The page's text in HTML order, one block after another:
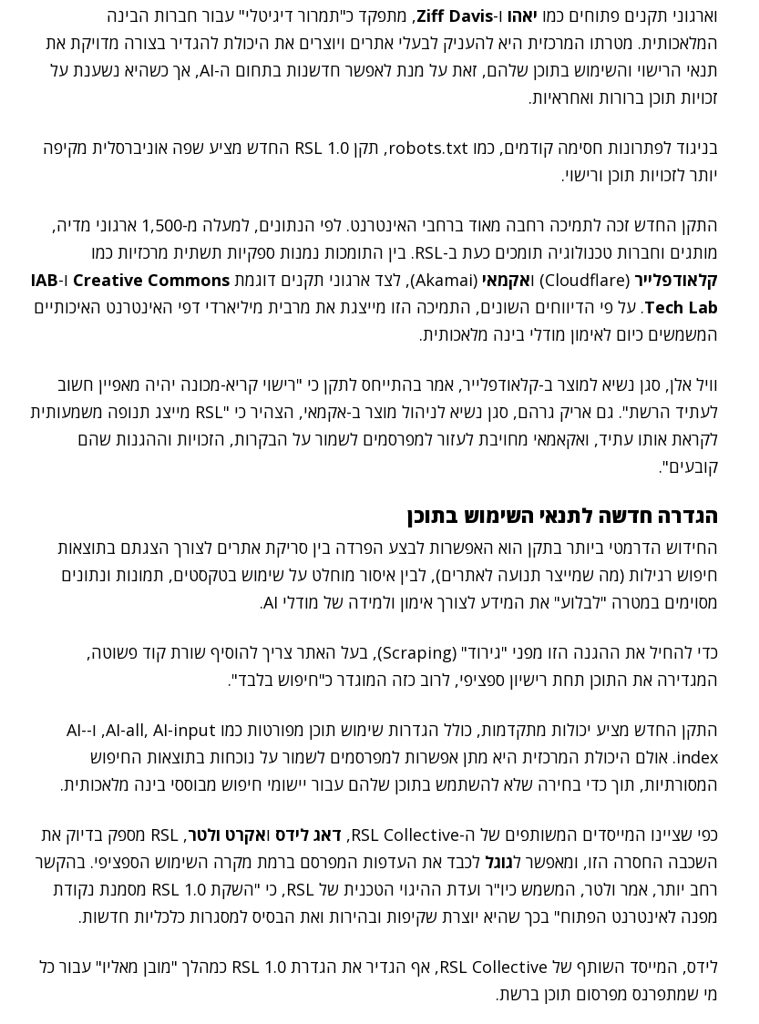
וארגוני תקנים פתוחים כמו יאהו ו-Ziff Davis, מתפקד כ"תמרור דיגיטלי" עבור חברות הבינה
המלאכותית. מטרתו המרכזית היא להעניק לבעלי אתרים ויוצרים את היכולת להגדיר בצורה מדויקת את
תנאי הרישוי והשימוש בתוכן שלהם, זאת על מנת לאפשר חדשנות בתחום ה-AI, אך כשהיא נשענת על
זכויות תוכן ברורות ואחראיות.
בניגוד לפתרונות חסימה קודמים, כמו robots.txt, תקן RSL 1.0 החדש מציע שפה אוניברסלית מקיפה
יותר לזכויות תוכן ורישוי.
התקן החדש זכה לתמיכה רחבה מאוד ברחבי האינטרנט. לפי הנתונים, למעלה מ-1,500 ארגוני מדיה,
מותגים וחברות טכנולוגיה תומכים כעת ב-RSL. בין התומכות נמנות ספקיות תשתית מרכזיות כמו
קלאודפלייר (Cloudflare) ו אקמאי (Akamai), לצד ארגוני תקנים דוגמת Creative Commons ו-IAB
Tech Lab. על פי הדיווחים השונים, התמיכה הזו מייצגת את מרבית מיליארדי דפי האינטרנט האיכותיים
המשמשים כיום לאימון מודלי בינה מלאכותית.
וויל אלן, סגן נשיא למוצר ב-קלאודפלייר, אמר בהתייחס לתקן כי "רישוי קריא-מכונה יהיה מאפיין חשוב
לעתיד הרשת". גם אריק גרהם, סגן נשיא לניהול מוצר ב-אקמאי, הצהיר כי "RSL מייצג תנופה משמעותית
לקראת אותו עתיד, ואקאמאי מחויבת לעזור למפרסמים לשמור על הבקרות, הזכויות וההגנות שהם
קובעים".
הגדרה חדשה לתנאי השימוש בתוכן
החידוש הדרמטי ביותר בתקן הוא האפשרות לבצע הפרדה בין סריקת אתרים לצורך הצגתם בתוצאות
חיפוש רגילות (מה שמייצר תנועה לאתרים), לבין איסור מוחלט על שימוש בטקסטים, תמונות ונתונים
מסוימים במטרה "לבלוע" את המידע לצורך אימון ולמידה של מודלי AI.
כדי להחיל את ההגנה הזו מפני "גירוד" (Scraping), בעל האתר צריך להוסיף שורת קוד פשוטה,
המגדירה את התוכן תחת רישיון ספציפי, לרוב כזה המוגדר כ"חיפוש בלבד".
התקן החדש מציע יכולות מתקדמות, כולל הגדרות שימוש תוכן מפורטות כמו AI-all, AI-input, ו-AI-
index. אולם היכולת המרכזית היא מתן אפשרות למפרסמים לשמור על נוכחות בתוצאות החיפוש
המסורתיות, תוך כדי בחירה שלא להשתמש בתוכן שלהם עבור יישומי חיפוש מבוססי בינה מלאכותית.
כפי שציינו המייסדים המשותפים של ה-RSL Collective, דאג לידס ואקרט ולטר
, RSL מספק בדיוק את
השכבה החסרה הזו, ומאפשר לגוגל לכבד את העדפות המפרסם ברמת מקרה השימוש הספציפי. בהקשר
רחב יותר, אמר ולטר
, המשמש כיו"ר ועדת ההיגוי הטכנית של RSL, כי "השקת RSL 1.0 מסמנת נקודת
מפנה לאינטרנט הפתוח" בכך שהיא יוצרת שקיפות ובהירות ואת הבסיס למסגרות כלכליות חדשות.
לידס
, המייסד השותף של RSL Collective, אף הגדיר את הגדרת RSL 1.0 כמהלך "מובן מאליו" עבור כל
מי שמתפרנס מפרסום תוכן ברשת.